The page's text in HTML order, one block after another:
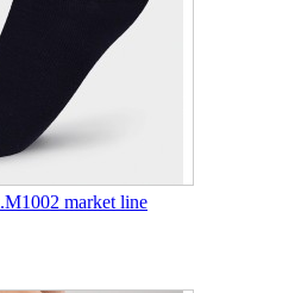
market line